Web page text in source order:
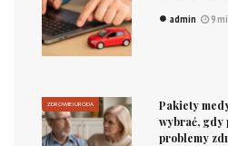
admin 9
ZDROWIE I URODA
Pakiety
wybrać, gdy
problemy